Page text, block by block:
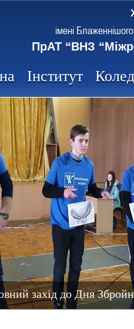
імені
ПрАТ “ВНЗ
Інститут
захід до Дня